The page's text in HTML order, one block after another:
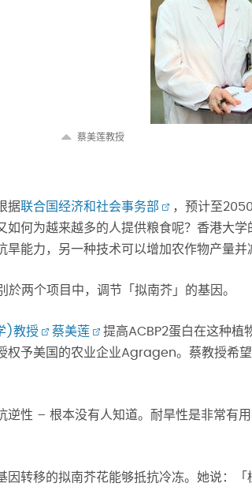
蔡美莲教授
据联合国经济和社会事务部
，预计至
何为越来越多的人提供粮食呢？香港大学
能力，另一种技术可以增加农作物产量并
於两个项目中，调节「拟南芥」的基因。
)教授 蔡美莲
提高ACBP2蛋白在这种植
权予美国的农业企业Agragen。蔡教授希
性 – 根本没有人知道。耐旱性是非常有
因转移的拟南芥花能够抵抗冷冻。她说：